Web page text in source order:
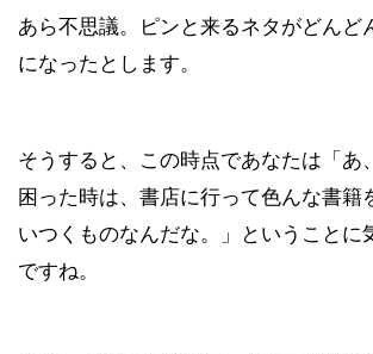
あら不思議。ピンと来るネタがどんど
になったとします。
そうすると、この時点であなたは「あ
困った時は、書店に行って色んな書籍
いつくものなんだな。」ということに
ですね。